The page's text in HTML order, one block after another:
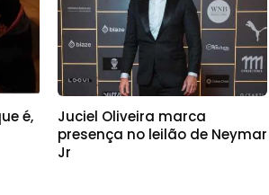
é,
Juciel Oliveira marca
presença no leilão de Neymar
Jr